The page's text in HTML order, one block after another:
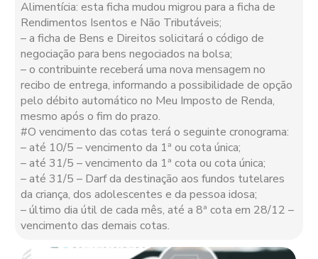
Alimentícia: esta ficha mudou migrou para a ficha de
Rendimentos Isentos e Não Tributáveis;
– a ficha de Bens e Direitos solicitará o código de
negociação para bens negociados na bolsa;
– o contribuinte receberá uma nova mensagem no
recibo de entrega, informando a possibilidade de opção
pelo débito automático no Meu Imposto de Renda,
mesmo após o fim do prazo.
#O vencimento das cotas terá o seguinte cronograma:
– até 10/5 – vencimento da 1ª ou cota única;
– até 31/5 – vencimento da 1ª cota ou cota única;
– até 31/5 – Darf da destinação aos fundos tutelares
da criança, dos adolescentes e da pessoa idosa;
– último dia útil de cada mês, até a 8ª cota em 28/12 –
vencimento das demais cotas.